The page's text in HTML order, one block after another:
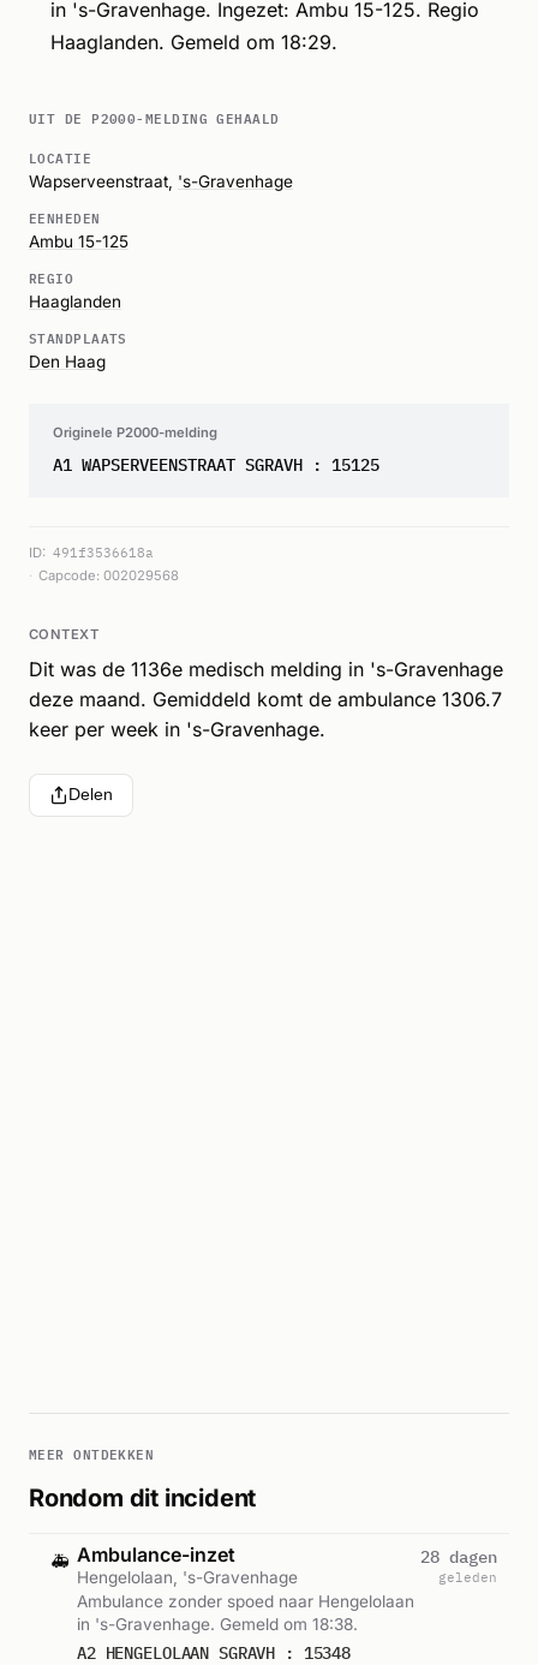
in 's-Gravenhage. Ingezet: Ambu 15-125. Regio
Haaglanden. Gemeld om 18:29.
UIT DE P2000-MELDING GEHAALD
LOCATIE
Wapserveenstraat, 's-Gravenhage
EENHEDEN
Ambu 15-125
REGIO
Haaglanden
STANDPLAATS
Den Haag
Originele P2000-melding
A1 WAPSERVEENSTRAAT SGRAVH : 15125
ID: 491f3536618a
Capcode: 002029568
CONTEXT
Dit was de 1136e medisch melding in 's-Gravenhage
deze maand. Gemiddeld komt de ambulance 1306.7
keer per week in 's-Gravenhage.
Delen
MEER ONTDEKKEN
Rondom dit incident
🚑 Ambulance-inzet
Hengelolaan, 's-Gravenhage
Ambulance zonder spoed naar Hengelolaan
in 's-Gravenhage. Gemeld om 18:38.
A2 HENGELOLAAN SGRAVH : 15348
28 dagen
geleden